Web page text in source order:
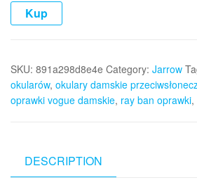
Kup
SKU: 891a298d8e4e Category: Jarrow
okularów, okulary damskie
oprawki vogue damskie, ray ban oprawki,
DESCRIPTION